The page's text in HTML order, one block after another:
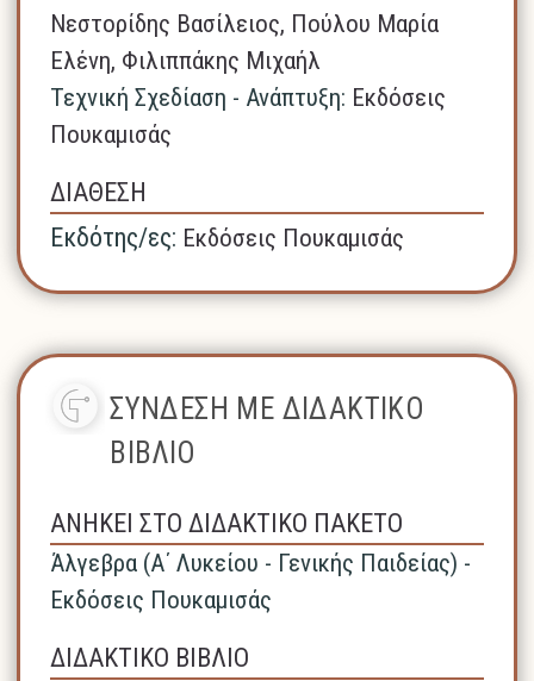
Νεστορίδης Βασίλειος, Πούλου Μαρία
Ελένη, Φιλιππάκης Μιχαήλ
Τεχνική Σχεδίαση - Ανάπτυξη: Εκδόσεις
Πουκαμισάς
ΔΙΑΘΕΣΗ
Εκδότης/ες: Εκδόσεις Πουκαμισάς
ΣΥΝΔΕΣΗ ΜΕ ΔΙΔΑΚΤΙΚΟ
ΒΙΒΛΙΟ
ΑΝΗΚΕΙ ΣΤΟ ΔΙΔΑΚΤΙΚΟ ΠΑΚΕΤΟ
Άλγεβρα (A΄ Λυκείου - Γενικής Παιδείας) -
Εκδόσεις Πουκαμισάς
ΔΙΔΑΚΤΙΚΟ ΒΙΒΛΙΟ